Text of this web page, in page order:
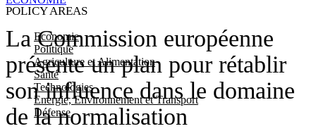
POLICY AREAS
Economie
Politique
Agriculture et Alimentation
Santé
Technologies
Energie, Environnement et Transport
Défense
La Commission européenne
présente un plan pour rétablir
son influence dans le domaine
de la normalisation